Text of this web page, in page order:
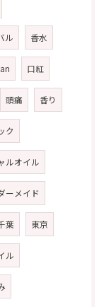
ル 香水
口紅
頭痛 香り
ク
ルオイル
ーメイド
葉 東京
ル